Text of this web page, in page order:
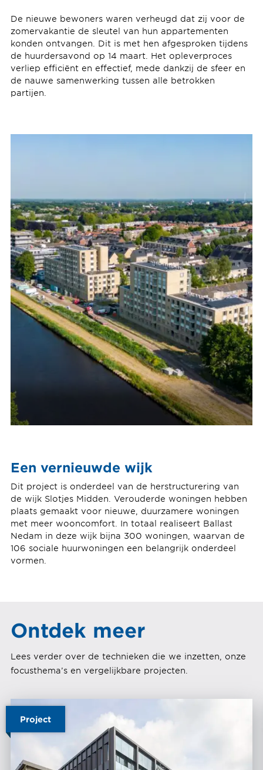
De nieuwe bewoners waren verheugd dat zij voor de
zomervakantie de sleutel van hun appartementen
konden ontvangen. Dit is met hen afgesproken tijdens
de huurdersavond op 14 maart. Het opleverproces
verliep efficiënt en effectief, mede dankzij de sfeer en
de nauwe samenwerking tussen alle betrokken
partijen.
Een vernieuwde wijk
Dit project is onderdeel van de herstructurering van
de wijk Slotjes Midden. Verouderde woningen hebben
plaats gemaakt voor nieuwe, duurzamere woningen
met meer wooncomfort. In totaal realiseert Ballast
Nedam in deze wijk bijna 300 woningen, waarvan de
106 sociale huurwoningen een belangrijk onderdeel
vormen.
Ontdek meer
Lees verder over de technieken die we inzetten, onze
focusthema’s en vergelijkbare projecten.
Project